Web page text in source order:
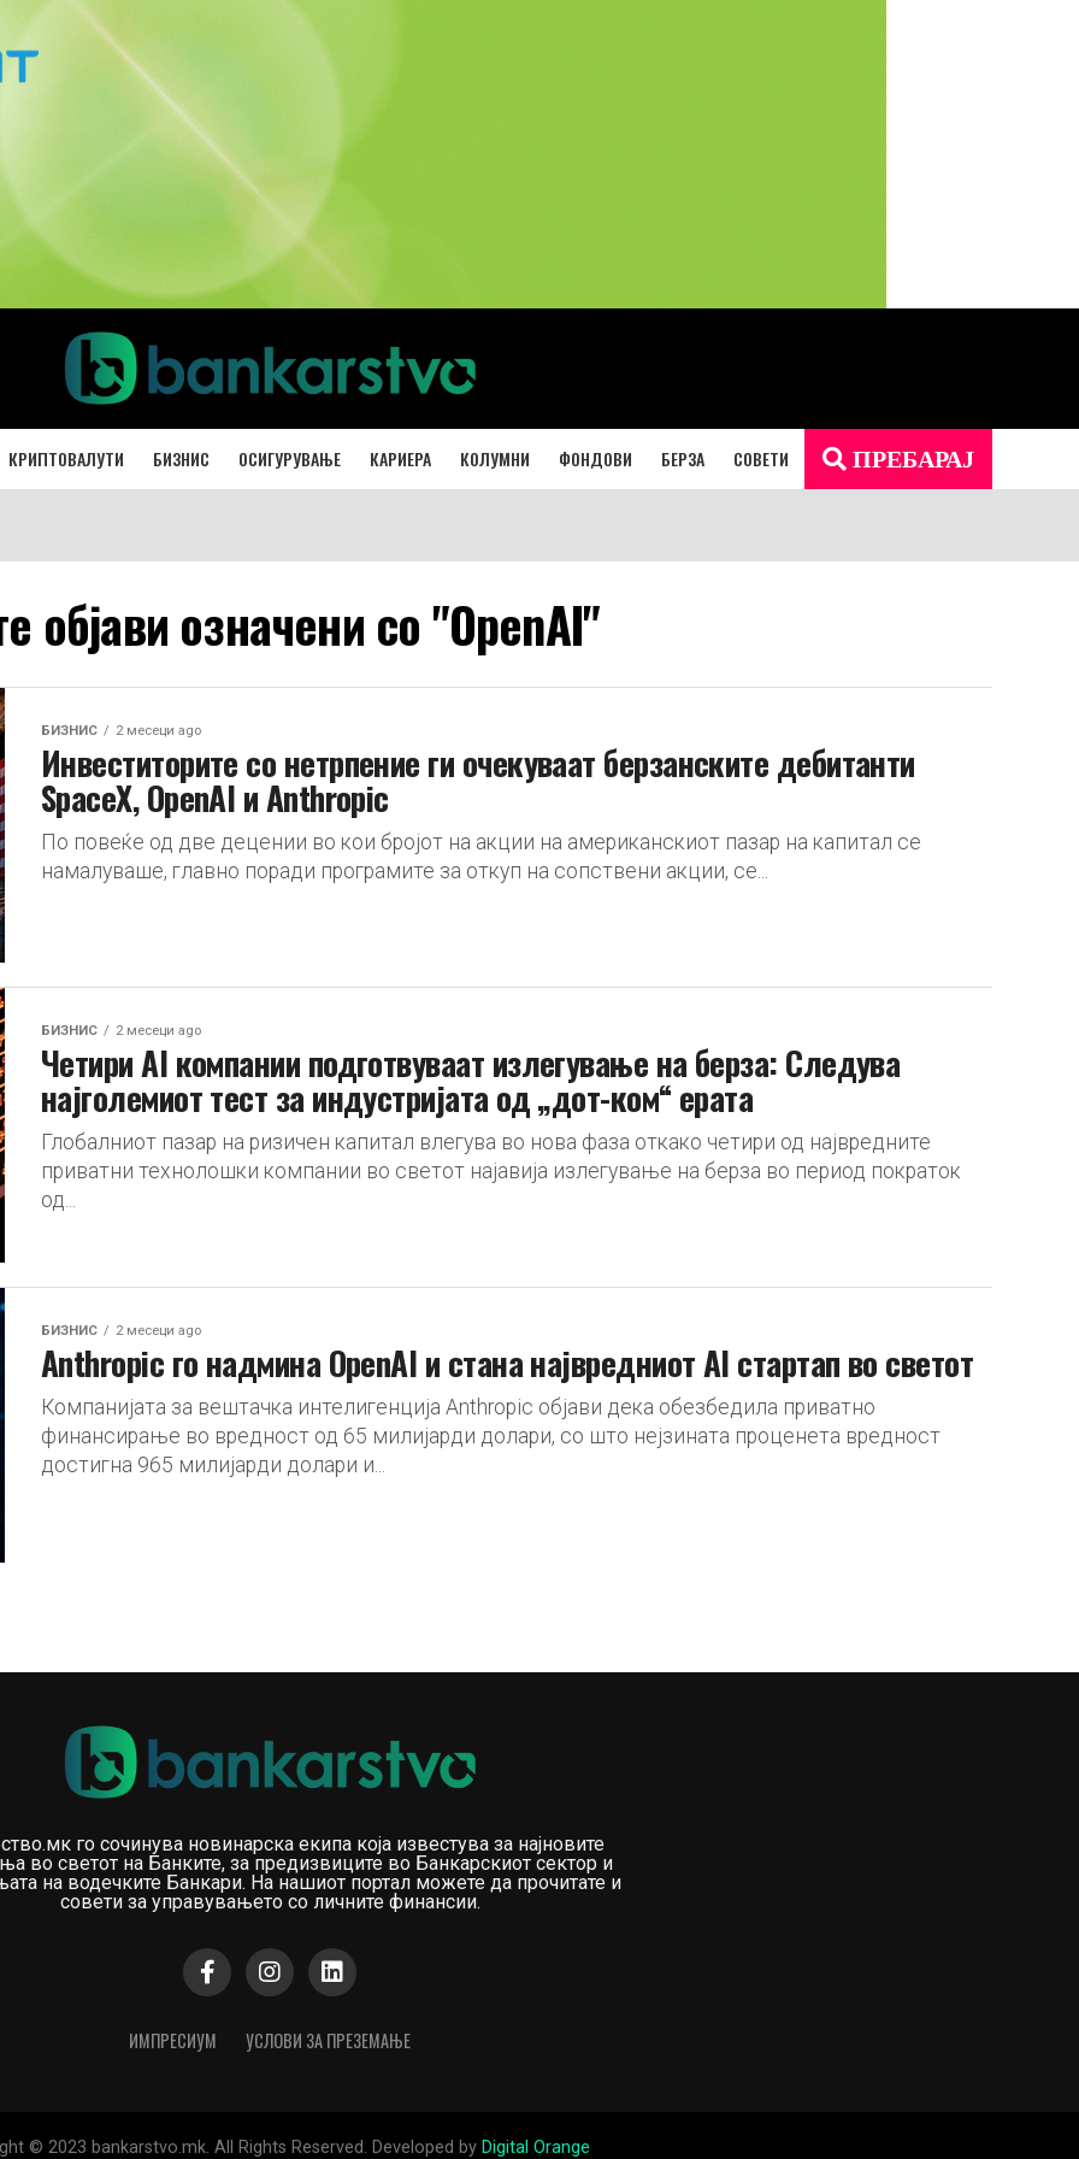
КРИПТОВАЛУТИ БИЗНИС ОСИГУРУВАЊЕ КАРИЕРА КОЛУМНИ ФОНДОВИ БЕРЗА СОВЕТИ ПРЕБАРАЈ
објави означени со "OpenAI"
БИЗНИС 2 месеци ago
Инвеститорите со нетрпение ги очекуваат берзанските дебитанти
SpaceX, OpenAI и Anthropic
По повеќе од две децении во кои бројот на акции на американскиот пазар на капитал се
намалуваше, главно поради програмите за откуп на сопствени акции, се...
БИЗНИС 2 месеци ago
Четири AI компании подготвуваат излегување на берза: Следува
најголемиот тест за индустријата од „дот-ком“ ерата
Глобалниот пазар на ризичен капитал влегува во нова фаза откако четири од највредните
приватни технолошки компании во светот најавија излегување на берза во период пократок
од...
БИЗНИС 2 месеци ago
Anthropic го надмина OpenAI и стана највредниот AI стартап во светот
Компанијата за вештачка интелигенција Anthropic објави дека обезбедила приватно
финансирање во вредност од 65 милијарди долари, со што нејзината проценета вредност
достигна 965 милијарди долари и...
го сочинува новинарска екипа која известува за најновите
во светот на Банките, за предизвиците во Банкарскиот сектор и
на водечките Банкари. На нашиот портал можете да прочитате и
совети за управувањето со личните финансии.
ИМПРЕСИУМ УСЛОВИ ЗА ПРЕЗЕМАЊЕ
© 2023 bankarstvo.mk. All Rights Reserved. Developed by Digital Orange